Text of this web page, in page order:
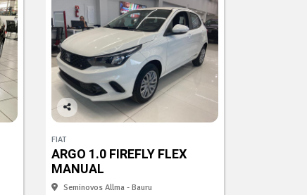
Co
arti
lhe
FIAT
ARGO 1.0 FIREFLY FLEX
MANUAL
Seminovos Allma - Bauru